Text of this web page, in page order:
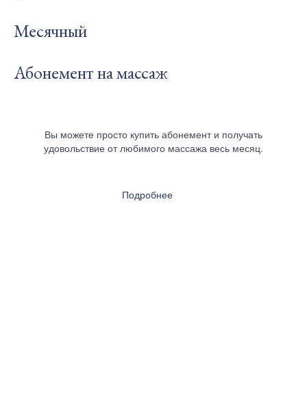
Месячный
Абонемент на массаж
Вы можете просто купить абонемент и получать
удовольствие от любимого массажа весь месяц.
Подробнее